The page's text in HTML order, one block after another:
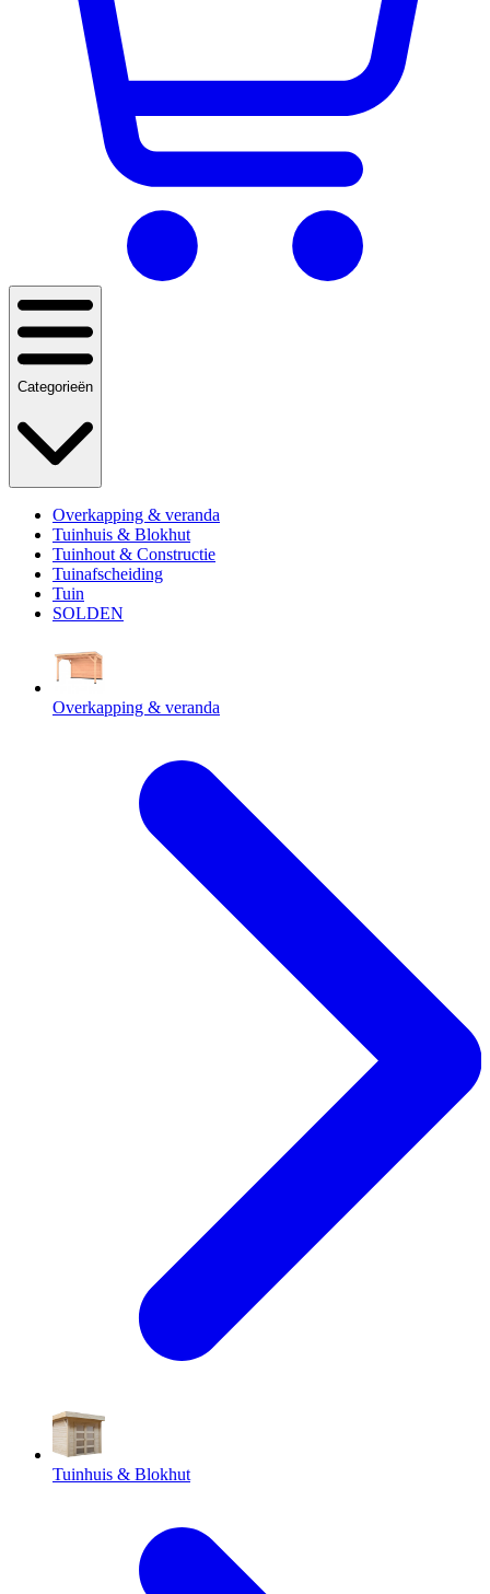
Categorieën
Overkapping & veranda
Tuinhuis & Blokhut
Tuinhout & Constructie
Tuinafscheiding
Tuin
SOLDEN
Overkapping & veranda
Tuinhuis & Blokhut